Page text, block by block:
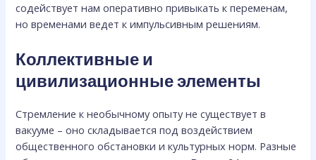
содействует нам оперативно привыкать к переменам,
но временами ведет к импульсивным решениям.
Коллективные и
цивилизационные элементы
Стремление к необычному опыту не существует в
вакууме – оно складывается под воздействием
общественного обстановки и культурных норм. Разные